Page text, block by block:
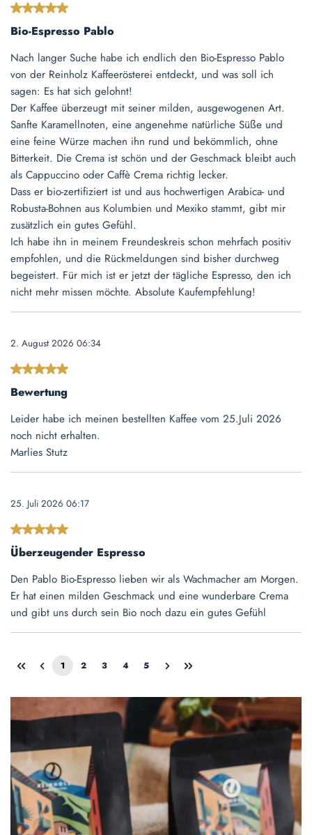
Bewertung mit 5 von 5 Sternen
Bio-Espresso Pablo
Nach langer Suche habe ich endlich den Bio-Espresso Pablo
von der Reinholz Kaffeerösterei entdeckt, und was soll ich
sagen: Es hat sich gelohnt!
Der Kaffee überzeugt mit seiner milden, ausgewogenen Art.
Sanfte Karamellnoten, eine angenehme natürliche Süße und
eine feine Würze machen ihn rund und bekömmlich, ohne
Bitterkeit. Die Crema ist schön und der Geschmack bleibt auch
als Cappuccino oder Caffè Crema richtig lecker.
Dass er bio-zertifiziert ist und aus hochwertigen Arabica- und
Robusta-Bohnen aus Kolumbien und Mexiko stammt, gibt mir
zusätzlich ein gutes Gefühl.
Ich habe ihn in meinem Freundeskreis schon mehrfach positiv
empfohlen, und die Rückmeldungen sind bisher durchweg
begeistert. Für mich ist er jetzt der tägliche Espresso, den ich
nicht mehr missen möchte. Absolute Kaufempfehlung!
2. August 2026 06:34
Bewertung mit 5 von 5 Sternen
Bewertung
Leider habe ich meinen bestellten Kaffee vom 25.Juli 2026
noch nicht erhalten.
Marlies Stutz
25. Juli 2026 06:17
Bewertung mit 5 von 5 Sternen
Überzeugender Espresso
Den Pablo Bio-Espresso lieben wir als Wachmacher am Morgen.
Er hat einen milden Geschmack und eine wunderbare Crema
und gibt uns durch sein Bio noch dazu ein gutes Gefühl
1
2
3
4
5